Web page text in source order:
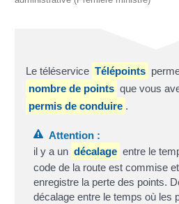
Le téléservice Télépoints
nombre de points que vous
permis de conduire .
Attention :
il y a un décalage entre le
code de la route est commise
enregistre la perte des points.
décalage entre le temps où les